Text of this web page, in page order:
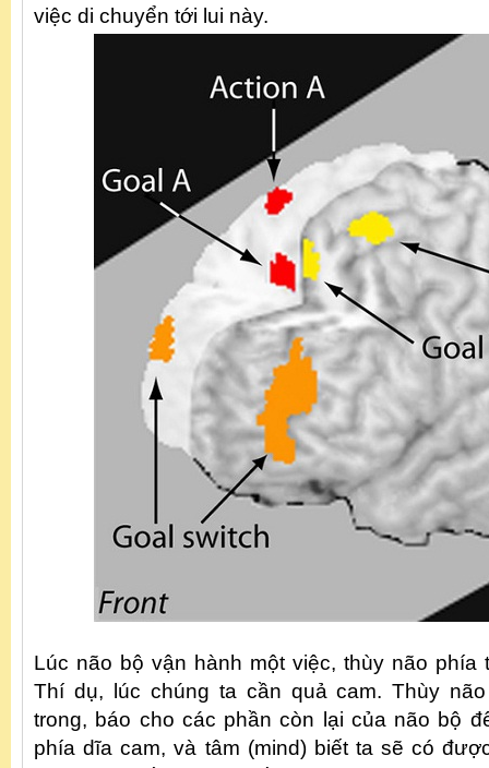
việc di chuyển tới lui này.
Lúc não bộ vận hành một việc, thùy não phía
Thí dụ, lúc chúng ta cần quả cam. Thùy
trong, báo cho các phần còn lại của não bộ
phía dĩa cam, và tâm (mind) biết ta sẽ có